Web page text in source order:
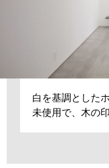
白を基調とした
未使用で、木の